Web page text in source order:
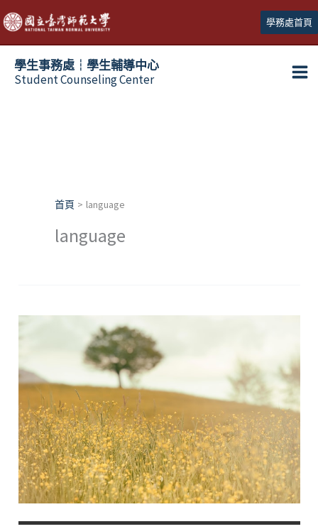
跳
至
主
學務處首頁
學生事務處┆學生輔導中心
Student Counseling Center
首頁 language
language